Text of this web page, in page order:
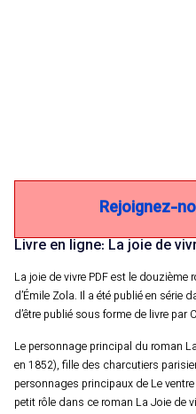
Rejoignez-
Livre en ligne: La joie de
La joie de vivre PDF est le
d’Émile Zola. Il a été publié en série
d’être publié sous forme de livre par
Le personnage principal du roman
en 1852), fille des charcutiers
personnages principaux de Le
petit rôle dans ce roman La Joie de